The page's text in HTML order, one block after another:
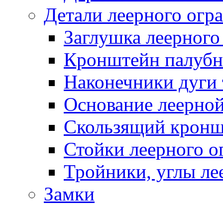
Детали леерного
Заглушка
Кронштейн
Наконечники дуги
Основание
Скользящий
Стойки леерного
Тройники, углы
Замки